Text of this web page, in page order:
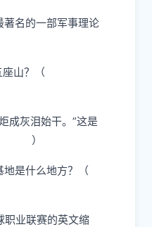
名的一部军事理论
哪五座山？（
成灰泪始干。”这是
（ ）
地是什么地方？（
职业联赛的英文缩